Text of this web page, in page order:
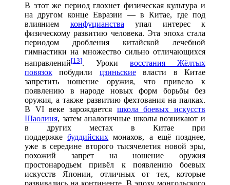
В этот же период глохнет физическая культура и
на другом конце Евразии — в Китае, где под
влиянием
конфуцианства
упал интерес к
физическому развитию человека. Эта эпоха стала
периодом дробления китайской лечебной
гимнастики на множество сильно отличающихся
направлений[13]. Уроки
восстания Жёлтых
повязок
побудили цзиньские
власти в Китае
запретить ношение оружия, что привело к
появлению в народе новых форм борьбы без
оружия, а также развитию фехтования на палках.
В VI веке зарождается школа боевых искусств
Шаолиня, затем аналогичные школы возникают и
в других местах в Китае при
поддержке буддийских монахов, а ещё позднее,
уже в середине второго тысячелетия новой эры,
похожий запрет на ношение оружия
простонародьем привёл к появлению боевых
искусств Японии, отличных от тех, которые
развивались на континенте. В эпоху монгольского